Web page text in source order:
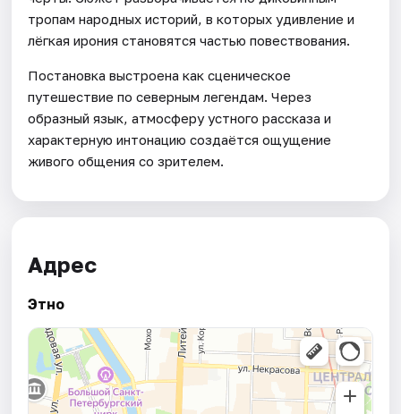
тропам народных историй, в которых удивление и
лёгкая ирония становятся частью повествования.
Постановка выстроена как сценическое
путешествие по северным легендам. Через
образный язык, атмосферу устного рассказа и
характерную интонацию создаётся ощущение
живого общения со зрителем.
Адрес
Этно